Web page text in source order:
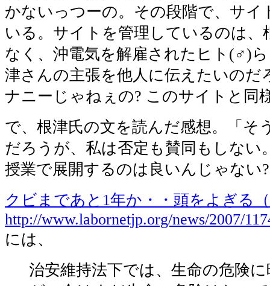
かないっつーの。その段階で、サイ
いる。サイトを管理しているのは、
なく、沖電気を解雇されたヒト(♂)
津さんの主張を他人に伝えたいのだ
ナニーじゃねぇの? このサイトと同
で、根津氏の文を読んだ感想。「そ
だろうが、私は否定も賛同もしない
授業で展開するのは良いんじゃない
クビまであと1年か・・頭をよぎる
http://www.labornetjp.org/news/2007/
には、
治安維持法下では、生命の危険